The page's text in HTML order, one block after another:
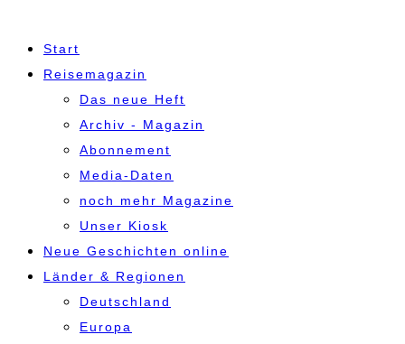
Start
Reisemagazin
Das neue Heft
Archiv - Magazin
Abonnement
Media-Daten
noch mehr Magazine
Unser Kiosk
Neue Geschichten online
Länder & Regionen
Deutschland
Europa